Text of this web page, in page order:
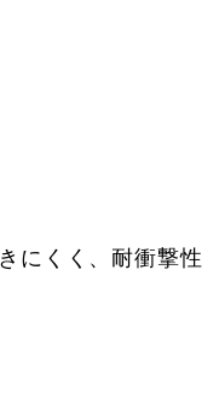
にくく、耐衝撃性